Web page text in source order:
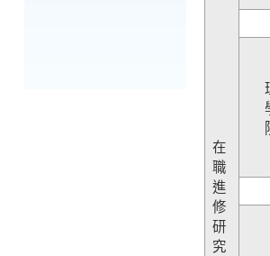
在
職
進
修
研
究